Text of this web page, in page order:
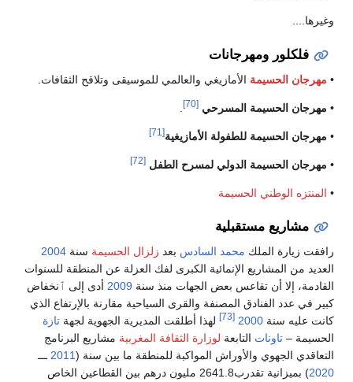
وغيرها....
فلكلور ومهرجانات
• مهرجان الحسيمة الأمازيغي والعالمي للموسيقى وتلاقح الثقافات.
• مهرجان الحسيمة المسرحي [70]
• مهرجان الحسيمة للطفولة الأمازيغية[71]
• مهرجان الحسيمة الدولي لمسرح الطفل [72]
• المنتزه الوطني الحسيمة
مشاريع مستقبلية
رافقت زيارة الملك محمد السادس بعد زلزال الحسيمة سنة 2004
العديد من المشاريع الإنمائية الكبرى لفك العزلة عن المنطقة للسنوات
القادمة، إلا أن تقاعس بعض الجهات منذ سنة 2009 أدى إلى ٱنخفاض
كبير في عدد الفنادق المصنفة والقرى السياحية مقارنة بالإرتفاع الذي
كانت عليه سنة 2000
[73] لهذا أطلقت المديرية الجهوية لجهة تازة
الحسيمة – تاونات التابعة لوزارة الثقافة المغربية مشاريع البرنامج
التعاقدي الجهوي والأوراش المواكبة للمنطقة ما بين سنة (2011 ـــ
2020
) بميزانية تقدرب2641.8 مليون درهم بين القطاعين الخاص